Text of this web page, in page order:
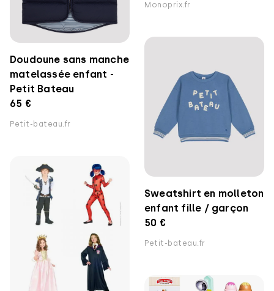
Monoprix.fr
Doudoune sans manche
matelassée enfant -
Petit Bateau
65 €
Petit-bateau.fr
Sweatshirt en molleton
enfant fille / garçon
50 €
Petit-bateau.fr